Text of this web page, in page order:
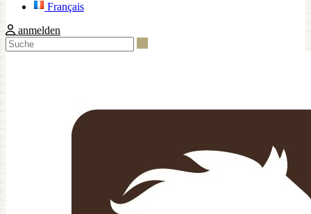
Français
anmelden